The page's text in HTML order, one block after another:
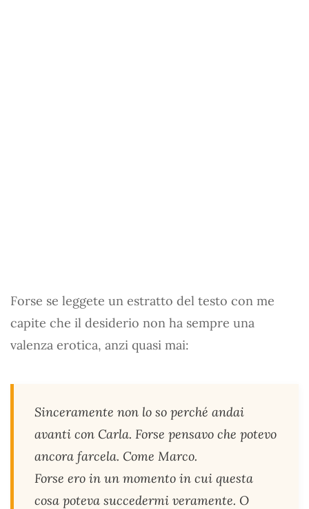
Forse se leggete un estratto del testo con me
capite che il desiderio non ha sempre una
valenza erotica, anzi quasi mai:
Sinceramente non lo so perché andai
avanti con Carla. Forse pensavo che potevo
ancora farcela. Come Marco.
Forse ero in un momento in cui questa
cosa poteva succedermi veramente. O